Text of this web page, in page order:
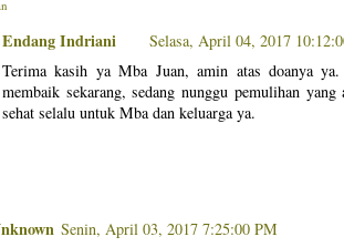
Endang Indriani
Selasa, April 04, 2017
Terima kasih ya Mba Juan, amin atas doanya
membaik sekarang, sedang nunggu pemulihan
sehat selalu untuk Mba dan keluarga ya.
Senin, April 03, 2017 7:25:00 PM